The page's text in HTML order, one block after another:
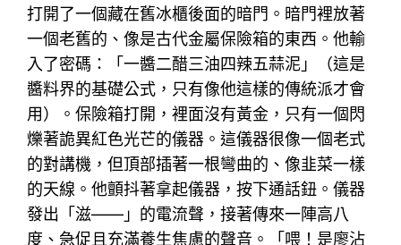
打開了一個藏在舊冰櫃後面的暗門。暗門裡放著
一個老舊的、像是古代金屬保險箱的東西。他輸
入了密碼：「一醬二醋三油四辣五蒜泥」（這是
醬料界的基礎公式，只有像他這樣的傳統派才會
用）。保險箱打開，裡面沒有黃金，只有一個閃
爍著詭異紅色光芒的儀器。這儀器很像一個老式
的對講機，但頂部插著一根彎曲的、像韭菜一樣
的天線。他顫抖著拿起儀器，按下通話鈕。儀器
發出「滋——」的電流聲，接著傳來一陣高八
度、急促且充滿養生焦慮的聲音。「喂！是廖沾